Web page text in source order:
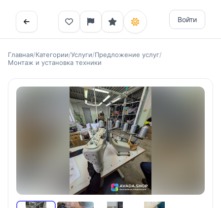
Войти
Главная/Категории/Услуги/Предложение услуг/
Монтаж и установка техники